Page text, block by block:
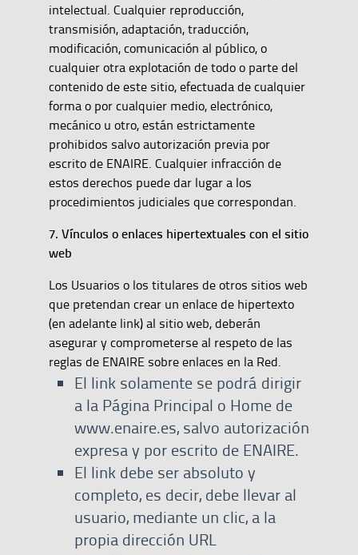
intelectual. Cualquier reproducción,
transmisión, adaptación, traducción,
modificación, comunicación al público, o
cualquier otra explotación de todo o parte del
contenido de este sitio, efectuada de cualquier
forma o por cualquier medio, electrónico,
mecánico u otro, están estrictamente
prohibidos salvo autorización previa por
escrito de ENAIRE. Cualquier infracción de
estos derechos puede dar lugar a los
procedimientos judiciales que correspondan.
7. Vínculos o enlaces hipertextuales con el sitio
web
Los Usuarios o los titulares de otros sitios web
que pretendan crear un enlace de hipertexto
(en adelante link) al sitio web, deberán
asegurar y comprometerse al respeto de las
reglas de ENAIRE sobre enlaces en la Red.
El link solamente se podrá dirigir
a la Página Principal o Home de
www.enaire.es, salvo autorización
expresa y por escrito de ENAIRE.
El link debe ser absoluto y
completo, es decir, debe llevar al
usuario, mediante un clic, a la
propia dirección URL